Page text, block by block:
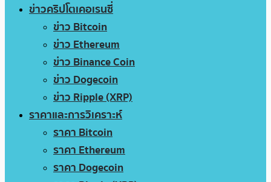
ข่าวคริปโตเคอเรนซี่
ข่าว Bitcoin
ข่าว Ethereum
ข่าว Binance Coin
ข่าว Dogecoin
ข่าว Ripple (XRP)
ราคาและการวิเคราะห์
ราคา Bitcoin
ราคา Ethereum
ราคา Dogecoin